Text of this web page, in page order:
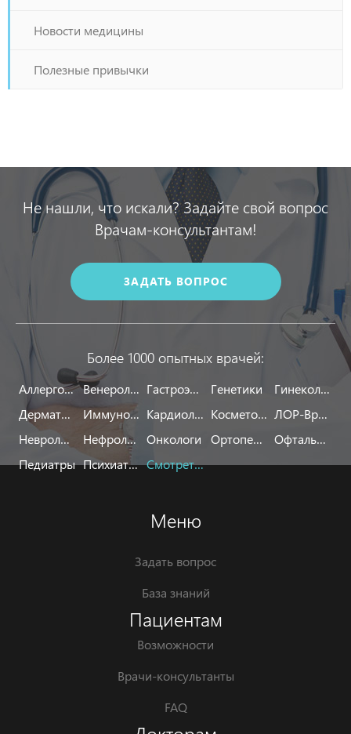
Новости медицины
Полезные привычки
Не нашли, что искали? Задайте свой вопрос
Врачам-консультантам!
ЗАДАТЬ ВОПРОС
Более 1000 опытных врачей:
Аллергологи Венерологи Гастроэнтерологи Генетики
Гинекологи
Дерматологи
Иммунологи Кардиологи Косметологи
ЛОР-Врачи
Неврологи
Нефрологи Онкологи Ортопеды
Офтальмологи
Педиатры
Психиатры Смотреть все
Меню
Задать вопрос
База знаний
Пациентам
Возможности
Врачи-консультанты
FAQ